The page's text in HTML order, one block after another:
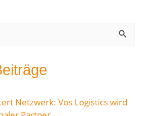
Netzwerk: Vos Logistics wird